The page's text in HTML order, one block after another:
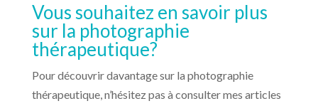
Vous souhaitez en savoir plus
sur la photographie
thérapeutique?
Pour découvrir davantage sur la photographie
thérapeutique, n’hésitez pas à consulter mes articles